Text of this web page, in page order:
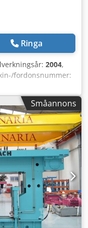
Ringa
2004,
fordonsnummer:
för skivor Märke:
051888
rotationssystem som
med låsspak.
Pneumatiskt
inklusive broms
expanderbar
15 och 90 m/s.
bussningar.
styrd av
upp till maximalt
på 5400 mm.
160 mm.
Minsta
Småannons